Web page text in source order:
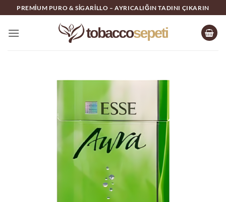
İçeriğe
atla
PREMIUM PURO & SIGARILLO – AYRICALIĞIN TADINI ÇIKARIN